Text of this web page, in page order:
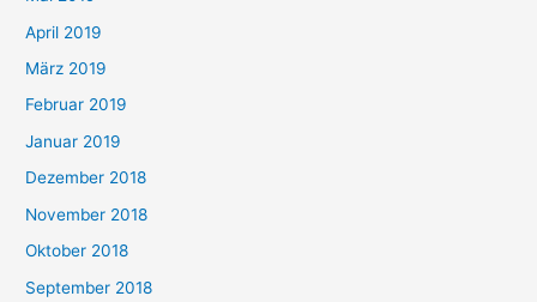
April 2019
März 2019
Februar 2019
Januar 2019
Dezember 2018
November 2018
Oktober 2018
September 2018